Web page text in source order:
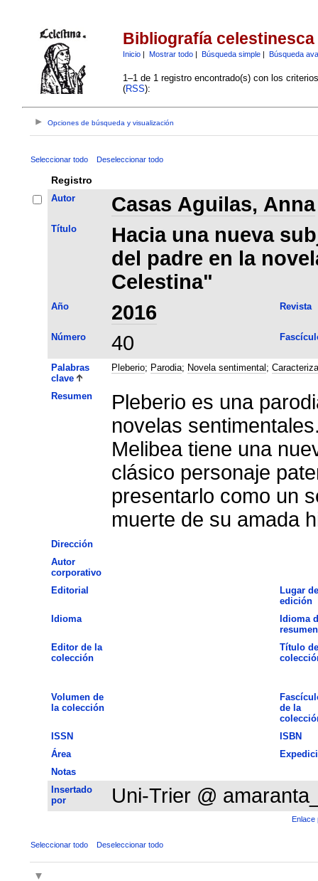
Bibliografía celestinesca
Inicio| Mostrar todo| Búsqueda simple| Búsqueda
1–1 de 1 registro encontrado(s) con los
(RSS):
Opciones de búsqueda y visualización
Seleccionar todo Deseleccionar todo
Registro
Autor Casas Aguilas, Anna
Título
Hacia una nueva
del padre en la
Celestina"
Año 2016 Revista
Número 40
Palabras
clave
Pleberio; Parodia; Novela sentimental ;
Resumen
Pleberio es una
novelas
Melibea tiene una
clásico personaje
presentarlo como un
muerte de su amada
Dirección
Autor
corporativo
Editorial
Lugar de
edición
Idioma
Idioma
resumen
Editor de la
colección
Título
Volumen de
la colección
de la
ISSN
ISBN
Área
Notas
Insertado
por
Uni-Trier @
Enlace
Seleccionar todo Deseleccionar todo